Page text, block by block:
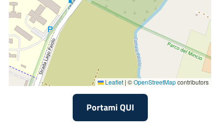
Resilienza (PNRR) relativi al programma
NextGenerationEU
Partecipa trasversalmente all’attività di programmazione
aziendale effettuata dalla direzione Strategica per quanto
attiene l’organizzazione del polo ospedaliero e territoriale.
Leaflet | ©OpenStreetMapcontributors
Portami QUI